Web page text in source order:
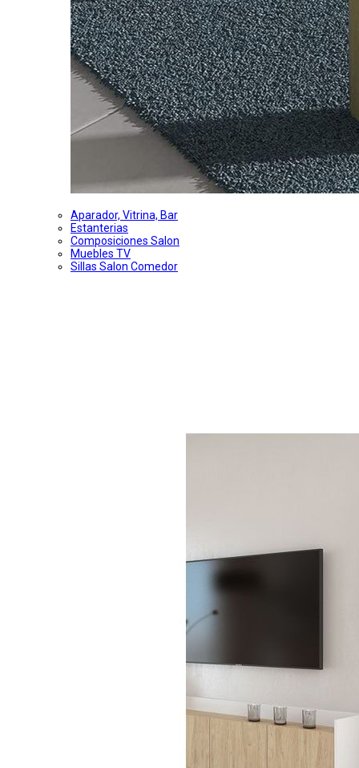
Aparador, Vitrina, Bar
Estanterias
Composiciones Salon
Muebles TV
Sillas Salon Comedor